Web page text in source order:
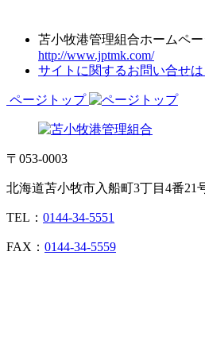
苫小牧港管理組合ホームペー
http://www.jptmk.com/
サイトに関するお問い合せは
ページトップ
〒053-0003
北海道苫小牧市入船町3丁目4番21
TEL： 0144-34-5551
FAX： 0144-34-5559